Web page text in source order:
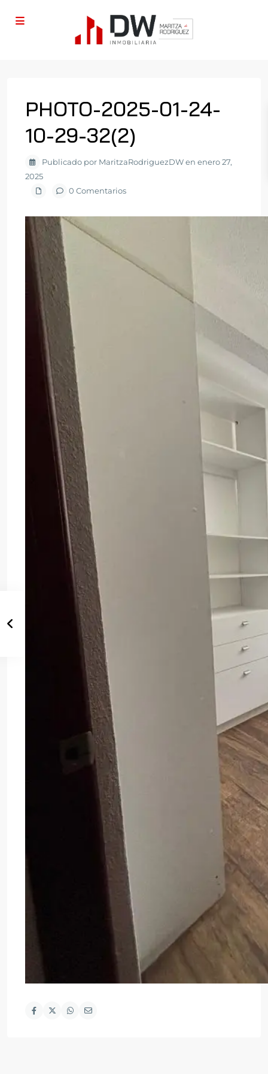
PHOTO-2025-01-24-
10-29-32(2)
Publicado por MaritzaRodriguezDW en enero 27,
2025
0 Comentarios